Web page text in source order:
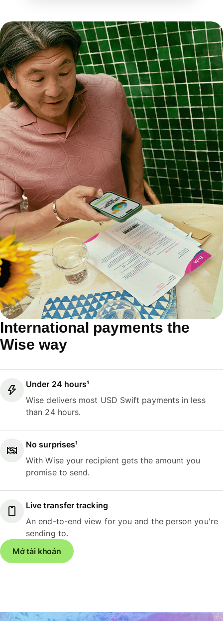
International payments the
Wise way
Under 24 hours¹
Wise delivers most USD Swift payments in less
than 24 hours.
No surprises¹
With Wise your recipient gets the amount you
promise to send.
Live transfer tracking
An end-to-end view for you and the person you're
sending to.
Mở tài khoản